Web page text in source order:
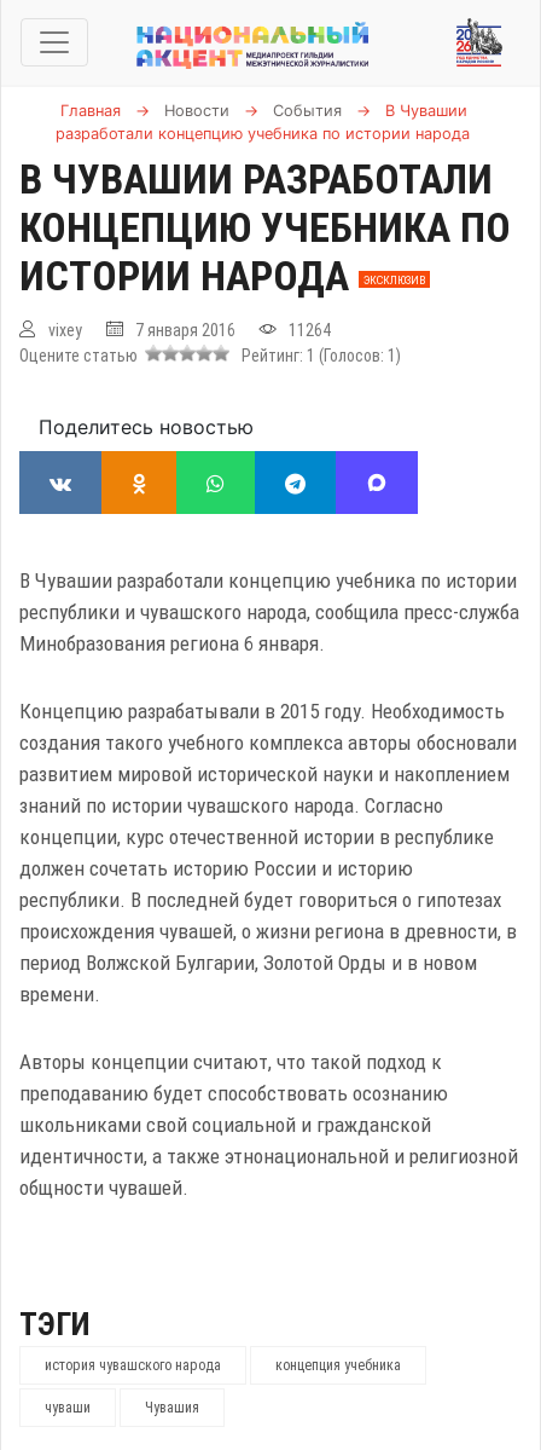
Главная → Новости → События →
В Чувашии
разработали концепцию учебника по истории народа
В ЧУВАШИИ РАЗРАБОТАЛИ
КОНЦЕПЦИЮ УЧЕБНИКА ПО
ИСТОРИИ НАРОДА
ЭКСКЛЮЗИВ
vixey 7 января 2016
11264
Оцените статью
Рейтинг: 1 (Голосов: 1 )
Поделитесь новостью
В Чувашии разработали концепцию учебника по истории
республики и чувашского народа, сообщила пресс-служба
Минобразования региона 6 января.
Концепцию разрабатывали в 2015 году. Необходимость
создания такого учебного комплекса авторы обосновали
развитием мировой исторической науки и накоплением
знаний по истории чувашского народа. Согласно
концепции, курс отечественной истории в республике
должен сочетать историю России и историю
республики. В последней будет говориться о гипотезах
происхождения чувашей, о жизни региона в древности, в
период Волжской Булгарии, Золотой Орды и в новом
времени.
Авторы концепции считают, что такой подход к
преподаванию будет способствовать осознанию
школьниками свой социальной и гражданской
идентичности, а также этнонациональной и религиозной
общности чувашей.
ТЭГИ
история чувашского народа концепция учебника
чуваши Чувашия